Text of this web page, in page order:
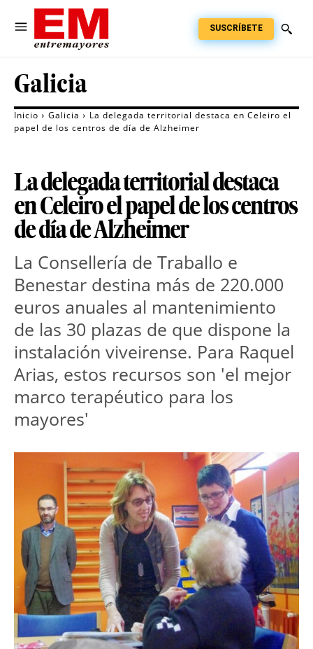
SUSCRÍBETE
Galicia
Inicio Galicia
La delegada territorial destaca en Celeiro el
papel de los centros de día de Alzheimer
La delegada territorial destaca
en Celeiro el papel de los centros
de día de Alzheimer
La Consellería de Traballo e
Benestar destina más de 220.000
euros anuales al mantenimiento
de las 30 plazas de que dispone la
instalación viveirense. Para Raquel
Arias, estos recursos son 'el mejor
marco terapéutico para los
mayores'